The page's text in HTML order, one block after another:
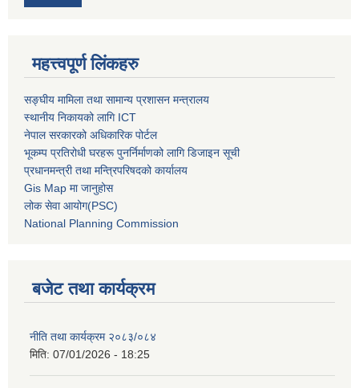
महत्त्वपूर्ण लिंकहरु
सङ्घीय मामिला तथा सामान्य प्रशासन मन्त्रालय
स्थानीय निकायको लागि ICT
नेपाल सरकारको अधिकारिक पोर्टल
भूकम्प प्रतिरोधी घरहरू पुनर्निर्माणको लागि डिजाइन सूची
प्रधानमन्त्री तथा मन्त्रिपरिषदको कार्यालय
Gis Map मा जानुहोस
लोक सेवा आयोग(PSC)
National Planning Commission
बजेट तथा कार्यक्रम
नीति तथा कार्यक्रम २०८३/०८४
मिति: 07/01/2026 - 18:25